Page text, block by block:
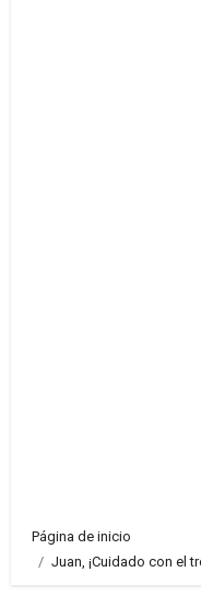
Página de inicio
Juan, ¡Cuidado con el